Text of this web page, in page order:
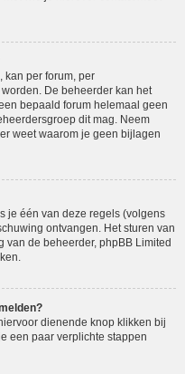
kan per forum, per
De beheerder kan het
bepaald forum helemaal geen
dit mag. Neem
weet waarom je geen bijlagen
je één van deze regels (volgens
ontvangen. Het sturen van
de beheerder, phpBB Limited
dienende knop klikken bij
een paar verplichte stappen